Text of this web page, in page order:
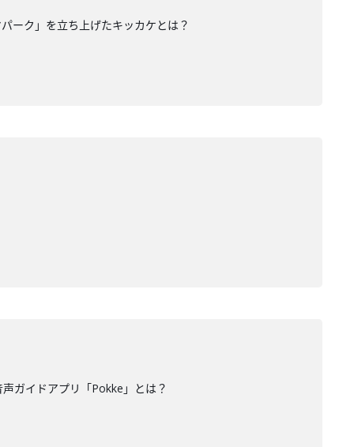
ーク」を立ち上げたキッカケとは？
ガイドアプリ「Pokke」とは？